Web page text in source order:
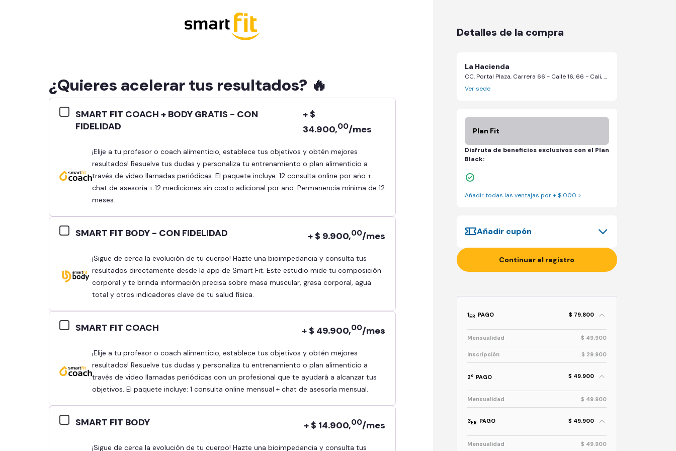
¿Quieres acelerar tus resultados? 🔥
SMART FIT COACH + BODY GRATIS - CON
FIDELIDAD
+ $
34.900,00/mes
¡Elije a tu profesor o coach alimenticio, establece tus objetivos y obtén mejores
resultados! Resuelve tus dudas y personaliza tu entrenamiento o plan alimenticio a
través de video llamadas periódicas. El paquete incluye: 12 consulta online por año +
chat de asesoría + 12 mediciones sin costo adicional por año. Permanencia mínima de 12
meses.
SMART FIT BODY - CON FIDELIDAD + $ 9.900,00/mes
¡Sigue de cerca la evolución de tu cuerpo! Hazte una bioimpedancia y consulta tus
resultados directamente desde la app de Smart Fit. Este estudio mide tu composición
corporal y te brinda información precisa sobre masa muscular, grasa corporal, agua
total y otros indicadores clave de tu salud física.
SMART FIT COACH + $ 49.900,00/mes
¡Elije a tu profesor o coach alimenticio, establece tus objetivos y obtén mejores
resultados! Resuelve tus dudas y personaliza tu entrenamiento o plan alimenticio a
través de video llamadas periódicas con un profesional que te ayudará a alcanzar tus
objetivos. El paquete incluye: 1 consulta online mensual + chat de asesoría mensual.
SMART FIT BODY + $ 14.900,00/mes
¡Sigue de cerca la evolución de tu cuerpo! Hazte una bioimpedancia y consulta tus
Detalles de la compra
La Hacienda
CC. Portal Plaza, Carrera 66 - Calle 16, 66 - Cali, Valle del Cauca
Ver sede
Plan Fit
Disfruta de beneficios exclusivos con el Plan
Black:
Añadir todas las ventajas por + $ 000 >
Añadir cupón
Continuar al registro
1ER PAGO $ 79.800
Mensualidad $ 49.900
Inscripción $ 29.900
2o PAGO $ 49.900
Mensualidad $ 49.900
3ER PAGO $ 49.900
Mensualidad $ 49.900